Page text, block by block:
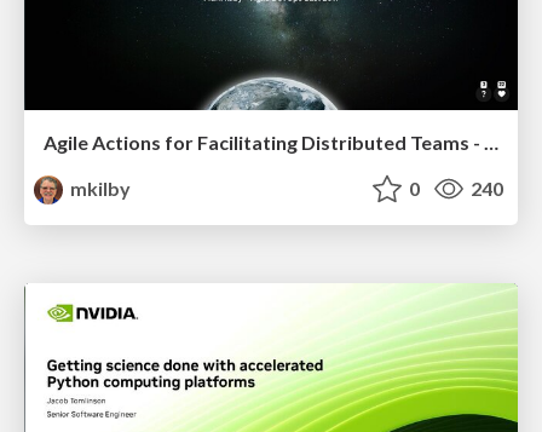
Agile Actions for Facilitating Distributed Teams - ADO2019
mkilby
0 240